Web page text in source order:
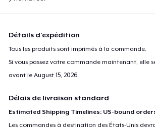
Détails d'expédition
Tous les produits sont imprimés à la commande.
Si vous passez votre commande maintenant, elle
avant leAugust 15, 2026
Délais de livraison standard
Estimated Shipping Timelines: US-bound
Les commandes à destination des États-Unis